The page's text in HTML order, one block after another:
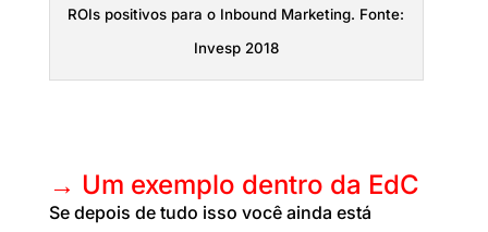
ROIs positivos para o Inbound Marketing. Fonte:
Invesp 2018
→ Um exemplo dentro da EdC
Se depois de tudo isso você ainda está